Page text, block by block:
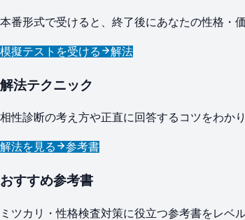
本番形式で受けると、終了後にあなたの性格・
模擬テストを受ける 解法
解法テクニック
相性診断の考え方や正直に回答するコツをわか
解法を見る 参考書
おすすめ参考書
ミツカリ・性格検査対策に役立つ参考書をレベ